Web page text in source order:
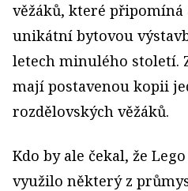
věžáků, které
unikátní bytovou
letech minulého století.
mají postavenou kopii
rozdělovských věžáků.
Kdo by ale čekal, že
využilo některý z